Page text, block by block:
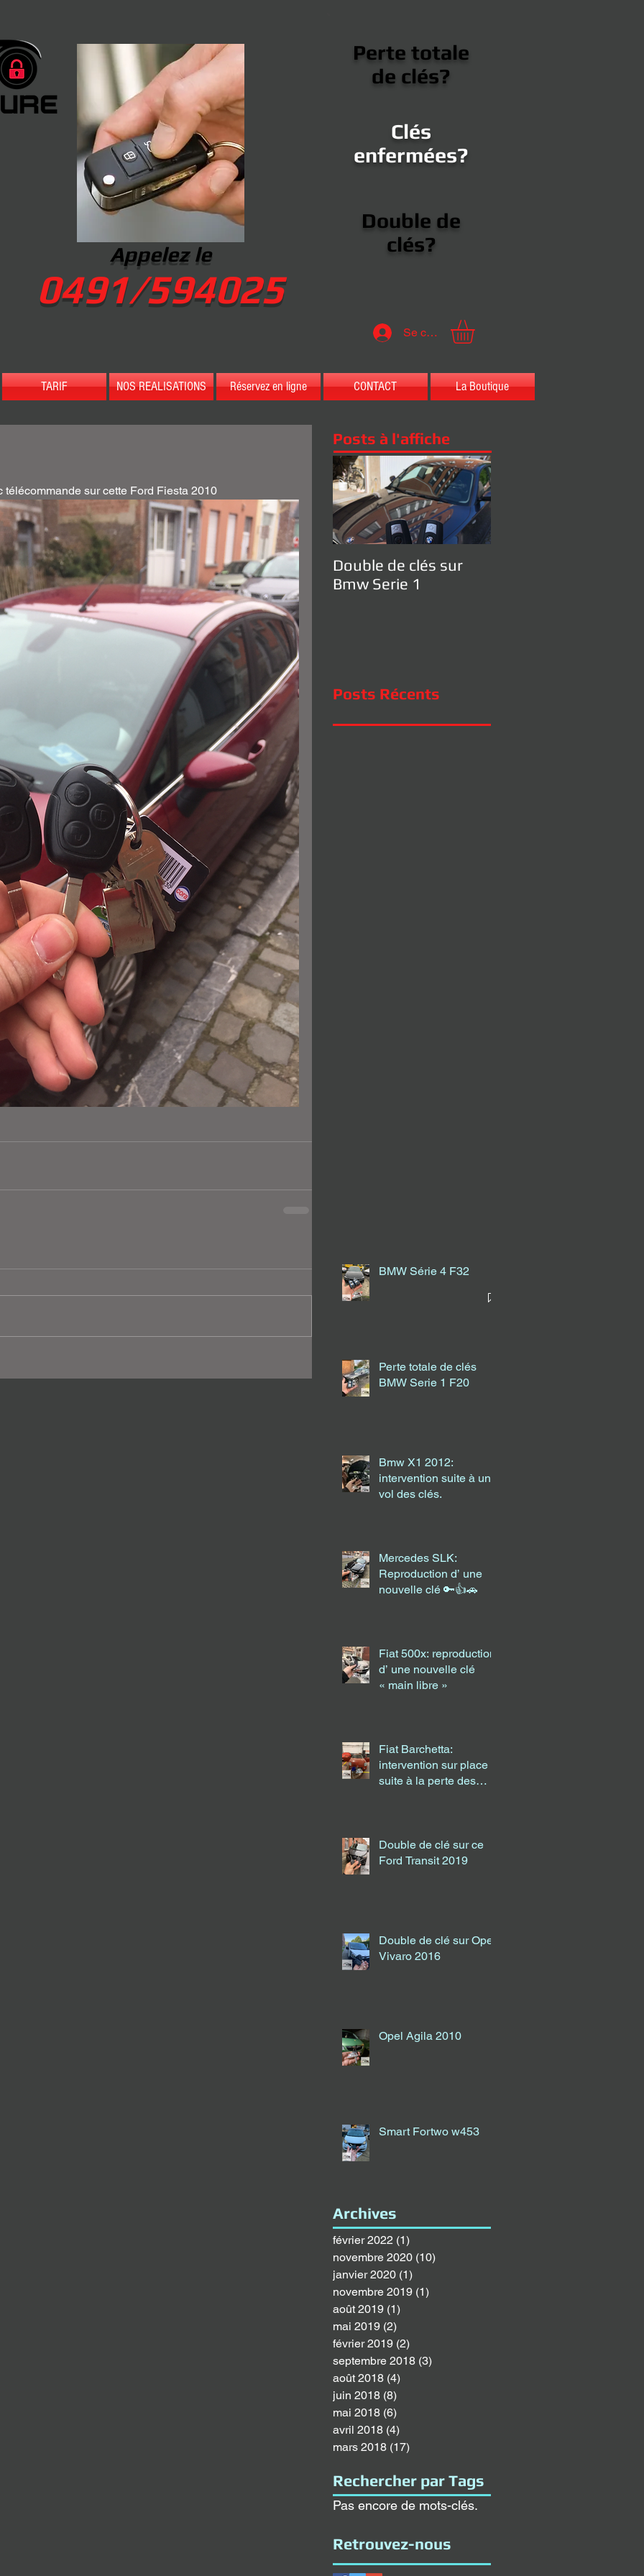
Appelez le
0491/594025
Perte totale
de clés?
Clés
enfermées?
Double de
clés?
Se connecter
TARIF NOS REALISATIONS Réservez en ligne CONTACT La Boutique
télécommande sur cette Ford Fiesta 2010
Posts à l'affiche
Double de clés sur
Bmw Serie 1
Posts Récents
BMW Série 4 F32
Perte totale de clés
BMW Serie 1 F20
Bmw X1 2012:
intervention suite à un
vol des clés.
Mercedes SLK:
Reproduction d’ une
nouvelle clé 🔑👍🚗
Fiat 500x: reproduction
d’ une nouvelle clé
« main libre »
Fiat Barchetta:
intervention sur place
suite à la perte des
Double de clé sur ce
Ford Transit 2019
Double de clé sur Opel
Vivaro 2016
Opel Agila 2010
Smart Fortwo w453
Archives
février 2022 (1)
novembre 2020 (10)
janvier 2020 (1)
novembre 2019 (1)
août 2019 (1)
mai 2019 (2)
février 2019 (2)
septembre 2018 (3)
août 2018 (4)
juin 2018 (8)
mai 2018 (6)
avril 2018 (4)
mars 2018 (17)
Rechercher par Tags
Pas encore de mots-clés.
Retrouvez-nous